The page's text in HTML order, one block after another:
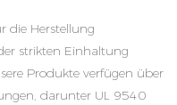
die Herstellung
strikten Einhaltung
Produkte verfügen über
darunter UL 9540